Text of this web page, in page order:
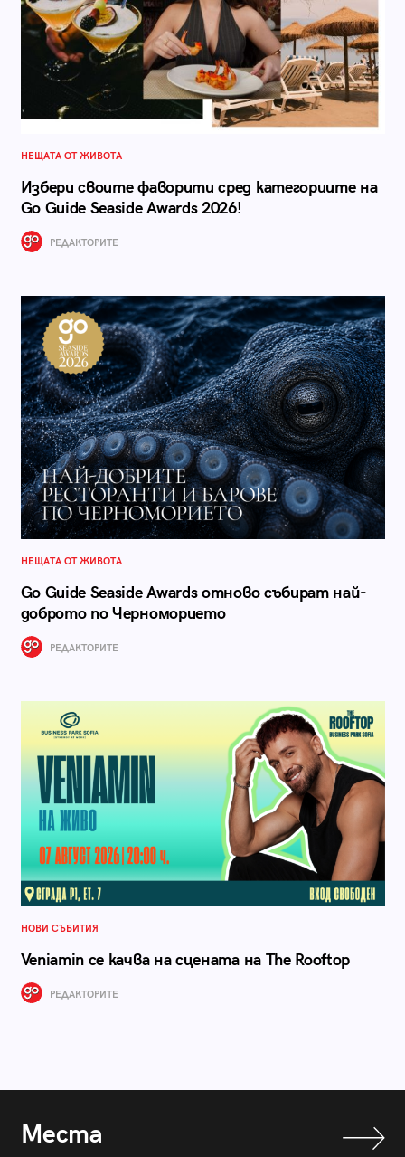
НЕЩАТА ОТ ЖИВОТА
Избери своите фаворити сред категориите на
Go Guide Seaside Awards 2026!
РЕДАКТОРИТЕ
НЕЩАТА ОТ ЖИВОТА
Go Guide Seaside Awards отново събират най-
доброто по Черноморието
РЕДАКТОРИТЕ
НОВИ СЪБИТИЯ
Veniamin се качва на сцената на The Rooftop
РЕДАКТОРИТЕ
Места